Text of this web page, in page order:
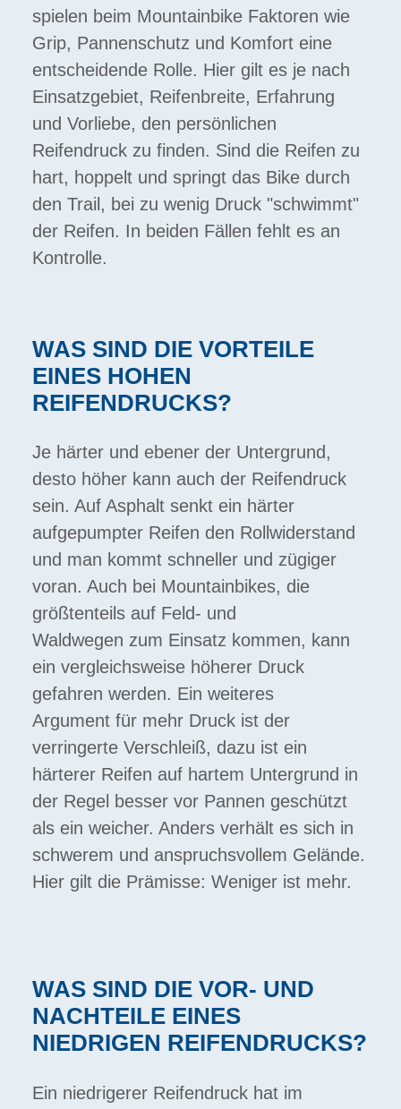
spielen beim Mountainbike Faktoren wie
Grip, Pannenschutz und Komfort eine
entscheidende Rolle. Hier gilt es je nach
Einsatzgebiet, Reifenbreite, Erfahrung
und Vorliebe, den persönlichen
Reifendruck zu finden. Sind die Reifen zu
hart, hoppelt und springt das Bike durch
den Trail, bei zu wenig Druck "schwimmt"
der Reifen. In beiden Fällen fehlt es an
Kontrolle.
WAS SIND DIE VORTEILE
EINES HOHEN
REIFENDRUCKS?
Je härter und ebener der Untergrund,
desto höher kann auch der Reifendruck
sein. Auf Asphalt senkt ein härter
aufgepumpter Reifen den Rollwiderstand
und man kommt schneller und zügiger
voran. Auch bei Mountainbikes, die
größtenteils auf Feld- und
Waldwegen zum Einsatz kommen, kann
ein vergleichsweise höherer Druck
gefahren werden. Ein weiteres
Argument für mehr Druck ist der
verringerte Verschleiß, dazu ist ein
härterer Reifen auf hartem Untergrund in
der Regel besser vor Pannen geschützt
als ein weicher. Anders verhält es sich in
schwerem und anspruchsvollem Gelände.
Hier gilt die Prämisse: Weniger ist mehr.
WAS SIND DIE VOR- UND
NACHTEILE EINES
NIEDRIGEN REIFENDRUCKS?
Ein niedrigerer Reifendruck hat im